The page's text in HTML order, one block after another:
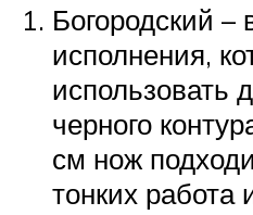
Богородский –
исполнения,
использовать
черного
см нож
тонких работа